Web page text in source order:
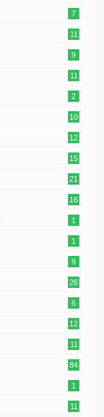
7
11
9
11
2
10
12
15
21
16
1
1
9
26
6
12
11
84
1
11